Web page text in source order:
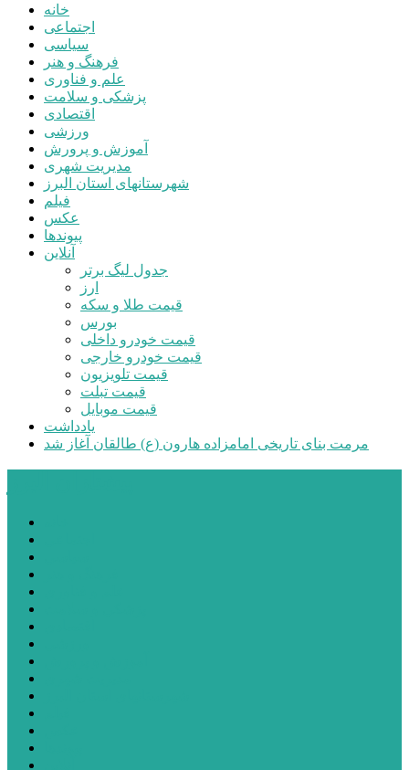
خانه
اجتماعی
سیاسی
فرهنگ و هنر
علم و فناوری
پزشکی و سلامت
اقتصادی
ورزشی
آموزش و پرورش
مدیریت شهری
شهرستانهای استان البرز
فیلم
عکس
پیوندها
آنلاین
جدول لیگ برتر
ارز
قیمت طلا و سکه
بورس
قیمت خودرو داخلی
قیمت خودرو خارجی
قیمت تلویزیون
قیمت تبلت
قیمت موبایل
یادداشت
مرمت بنای تاریخی امامزاده هارون (ع) طالقان آغاز شد